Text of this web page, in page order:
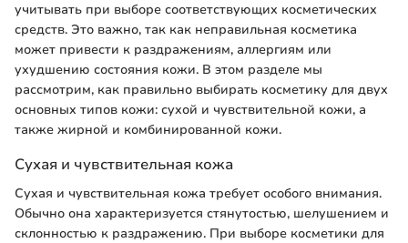
учитывать при выборе соответствующих косметических
средств. Это важно, так как неправильная косметика
может привести к раздражениям, аллергиям или
ухудшению состояния кожи. В этом разделе мы
рассмотрим, как правильно выбирать косметику для двух
основных типов кожи: сухой и чувствительной кожи, а
также жирной и комбинированной кожи.
Сухая и чувствительная кожа
Сухая и чувствительная кожа требует особого внимания.
Обычно она характеризуется стянутостью, шелушением и
склонностью к раздражению. При выборе косметики для